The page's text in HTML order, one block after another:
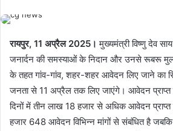
रायपुर, 11 अप्रैल 2025।मुख्यमंत्री विष्णु देव
जनार्दन की समस्याओं के निदान और उनसे रूबरू
के तहत गांव-गांव, शहर-शहर आवेदन लिए जाने का
जनता से 11 अप्रैल तक लिए जाएंगे। आवेदन
दिनों में तीन लाख 18 हजार से अधिक आवेदन
हजार 648 आवेदन विभिन्न मांगों से संबंधित है